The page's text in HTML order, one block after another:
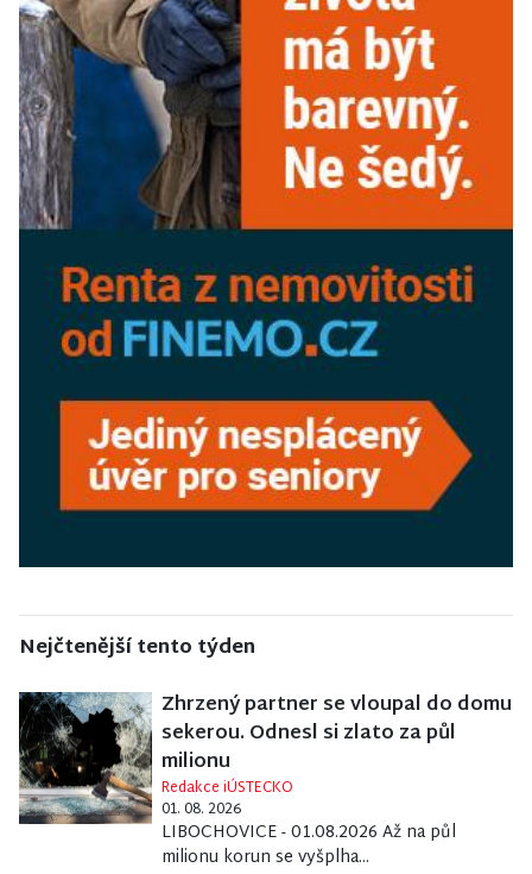
Nejčtenější tento týden
Zhrzený partner se vloupal do domu
sekerou. Odnesl si zlato za půl
milionu
Redakce iÚSTECKO
01. 08. 2026
LIBOCHOVICE - 01.08.2026 Až na půl
milionu korun se vyšplha...